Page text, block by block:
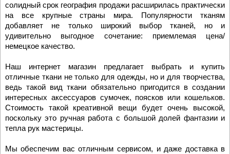
солидный срок география продажи расширилась практически
на все крупные страны мира. Популярности тканям
добавляет не только широкий выбор тканей, но и
удивительно выгодное сочетание: приемлемая цена/
немецкое качество.
Наш интернет магазин предлагает выбрать и купить
отличные ткани не только для одежды, но и для творчества,
ведь такой вид ткани обязательно пригодится в создании
интересных аксессуаров сумочек, поясков или кошельков.
Стоимость такой креативной вещи будет очень высокой,
поскольку это ручная работа с большой долей фантазии и
тепла рук мастерицы.
Мы обеспечим вас отличным сервисом, и даже доставка в